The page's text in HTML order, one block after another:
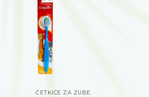
ČETKICE ZA ZUBE